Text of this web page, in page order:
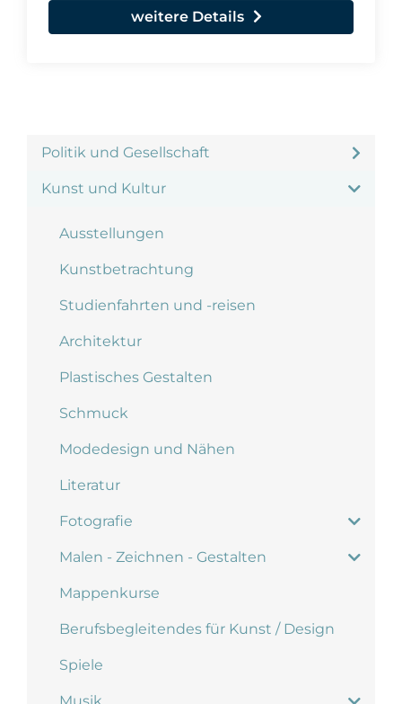
Politik und Gesellschaft
Kunst und Kultur
Ausstellungen
Kunstbetrachtung
Studienfahrten und -reisen
Architektur
Plastisches Gestalten
Schmuck
Modedesign und Nähen
Literatur
Fotografie
Malen - Zeichnen - Gestalten
Mappenkurse
Berufsbegleitendes für Kunst / Design
Spiele
weitere Details